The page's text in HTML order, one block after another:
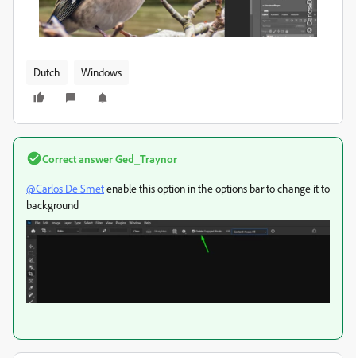
Dutch Windows
Correct answerGed_Traynor
@Carlos De Smetenable this option in the options bar to change it to
background